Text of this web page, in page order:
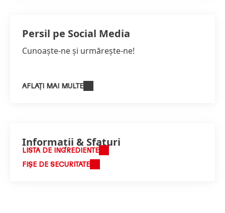
Persil pe Social Media
Cunoaște-ne și urmărește-ne!
AFLAȚI MAI MULTE
Informații & Sfaturi
LISTA DE INGREDIENTE
FIȘE DE SECURITATE